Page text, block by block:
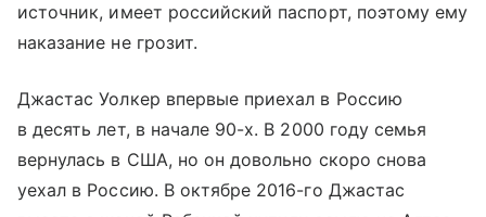
источник, имеет российский паспорт, поэтому ему
наказание не грозит.
Джастас Уолкер впервые приехал в Россию
в десять лет, в начале 90-х. В 2000 году семья
вернулась в США, но он довольно скоро снова
уехал в Россию. В октябре 2016-го Джастас